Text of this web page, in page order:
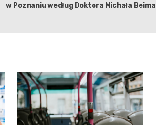
w Poznaniu według Doktora Michała Beima